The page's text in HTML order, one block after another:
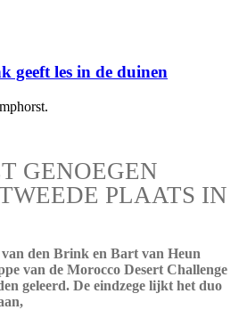
geeft les in de duinen
GENOEGEN
PLAATS IN
den Brink en Bart van Heun
van de Morocco Desert Challenge
geleerd. De eindzege lijkt het duo